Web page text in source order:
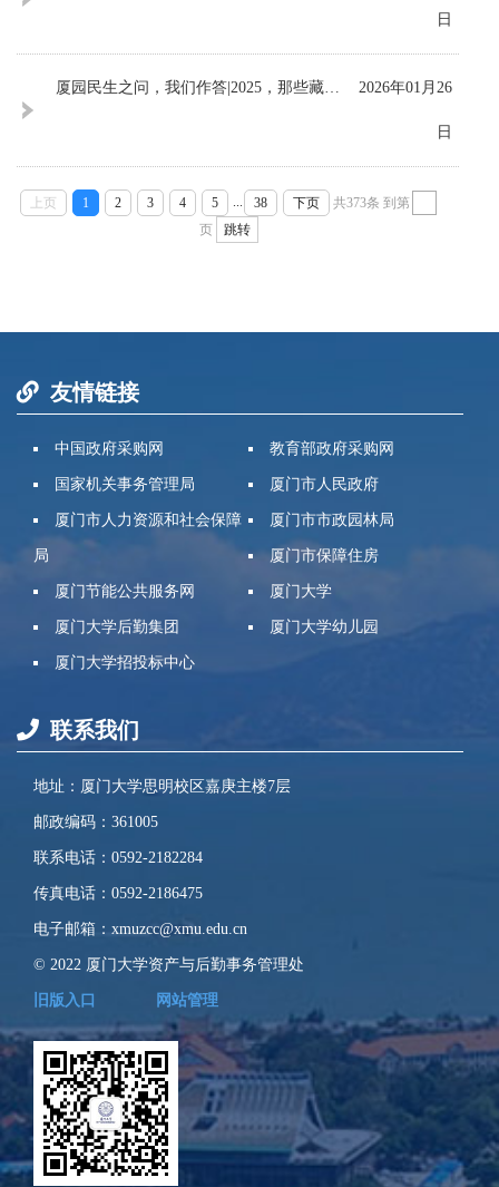
日
厦园民生之问，我们作答|2025，那些藏在笑脸里的答案 2026年01月26
日
上页 1 2 3 4 5 ... 38 下页 共373条 到第
页
跳转
友情链接
中国政府采购网 教育部政府采购网
国家机关事务管理局 厦门市人民政府
厦门市人力资源和社会保障
局
厦门市市政园林局
厦门市保障住房
厦门节能公共服务网 厦门大学
厦门大学后勤集团 厦门大学幼儿园
厦门大学招投标中心
联系我们
地址：厦门大学思明校区嘉庚主楼7层
邮政编码：361005
联系电话：0592-2182284
传真电话：0592-2186475
电子邮箱：xmuzcc@xmu.edu.cn
© 2022 厦门大学资产与后勤事务管理处
旧版入口 网站管理